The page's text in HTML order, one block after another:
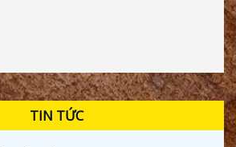
TIN TỨC